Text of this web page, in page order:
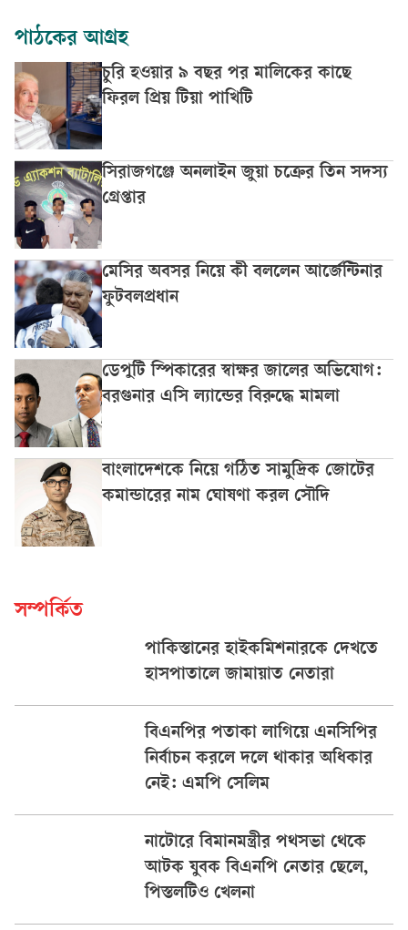
পাঠকের আগ্রহ
চুরি হওয়ার ৯ বছর পর মালিকের কাছে
ফিরল প্রিয় টিয়া পাখিটি
সিরাজগঞ্জে অনলাইন জুয়া চক্রের তিন সদস্য
গ্রেপ্তার
মেসির অবসর নিয়ে কী বললেন আর্জেন্টিনার
ফুটবলপ্রধান
ডেপুটি স্পিকারের স্বাক্ষর জালের অভিযোগ:
বরগুনার এসি ল্যান্ডের বিরুদ্ধে মামলা
বাংলাদেশকে নিয়ে গঠিত সামুদ্রিক জোটের
কমান্ডারের নাম ঘোষণা করল সৌদি
সম্পর্কিত
পাকিস্তানের হাইকমিশনারকে দেখতে
হাসপাতালে জামায়াত নেতারা
বিএনপির পতাকা লাগিয়ে এনসিপির
নির্বাচন করলে দলে থাকার অধিকার
নেই: এমপি সেলিম
নাটোরে বিমানমন্ত্রীর পথসভা থেকে
আটক যুবক বিএনপি নেতার ছেলে,
পিস্তলটিও খেলনা